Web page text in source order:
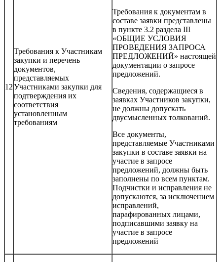
12
Требования к Участникам
закупки и перечень
документов,
представляемых
Участниками закупки для
подтверждения их
соответствия
установленным
требованиям
Требования к документам в
составе заявки представлены
в пункте 3.2 раздела III
«ОБЩИЕ УСЛОВИЯ
ПРОВЕДЕНИЯ ЗАПРОСА
ПРЕДЛОЖЕНИЙ» настоящей
документации о запросе
предложений.
Сведения, содержащиеся в
заявках Участников закупки,
не должны допускать
двусмысленных толкований.
Все документы,
представляемые Участниками
закупки в составе заявки на
участие в запросе
предложений, должны быть
заполнены по всем пунктам.
Подчистки и исправления не
допускаются, за исключением
исправлений,
парафированных лицами,
подписавшими заявку на
участие в запросе
предложений